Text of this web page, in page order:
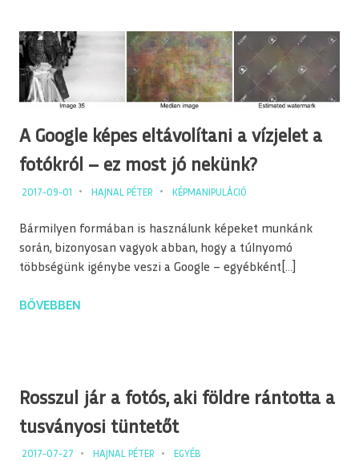
A Google képes eltávolítani a vízjelet a
fotókról – ez most jó nekünk?
2017-09-01 HAJNAL PÉTER KÉPMANIPULÁCIÓ
Bármilyen formában is használunk képeket munkánk
során, bizonyosan vagyok abban, hogy a túlnyomó
többségünk igénybe veszi a Google – egyébként[…]
BŐVEBBEN
Rosszul jár a fotós, aki földre rántotta a
tusványosi tüntetőt
2017-07-27 HAJNAL PÉTER EGYÉB